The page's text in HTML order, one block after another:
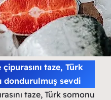
taze, Türk
dondurulmuş sevdi
taze, Türk somonu